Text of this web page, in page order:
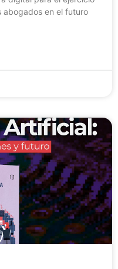
abogados en el futuro